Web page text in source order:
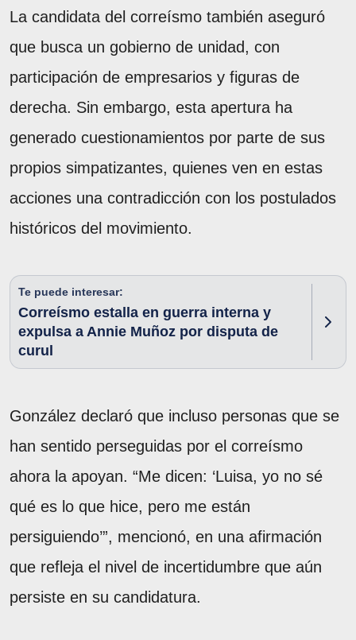
La candidata del correísmo también aseguró
que busca un gobierno de unidad, con
participación de empresarios y figuras de
derecha. Sin embargo, esta apertura ha
generado cuestionamientos por parte de sus
propios simpatizantes, quienes ven en estas
acciones una contradicción con los postulados
históricos del movimiento.
Te puede interesar:
Correísmo estalla en guerra interna y
expulsa a Annie Muñoz por disputa de
curul
González declaró que incluso personas que se
han sentido perseguidas por el correísmo
ahora la apoyan. “Me dicen: ‘Luisa, yo no sé
qué es lo que hice, pero me están
persiguiendo’”, mencionó, en una afirmación
que refleja el nivel de incertidumbre que aún
persiste en su candidatura.